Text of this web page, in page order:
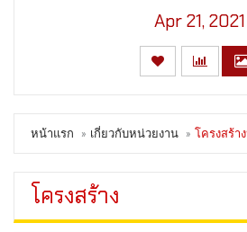
Apr 21, 2021
หน้าแรก เกี่ยวกับหน่วยงาน โครงสร้า
โครงสร้าง